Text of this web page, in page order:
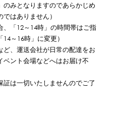
みとなりますのであらかじめ
はありません）
、「12～14時」の時間帯はご指
～16時」に変更）
ど、運送会社が日常の配達をお
ベント会場などへはお届け不
は一切いたしませんのでご了